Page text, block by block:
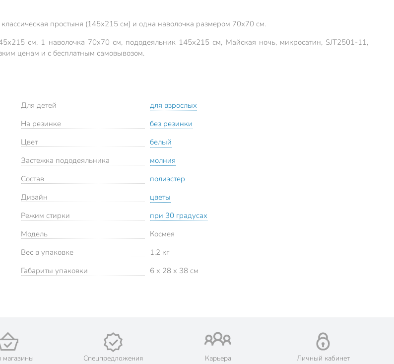
простыня (145х215 см) и одна наволочка размером 70х70 см.
см, 1 наволочка 70х70 см, пододеяльник 145х215 см, Майская ночь, микросатин, SJT2501-11,
ценам и с бесплатным самовывозом.
Для детей
для взрослых
На резинке
без резинки
Цвет
белый
Застежка пододеяльника
молния
Состав
полиэстер
Дизайн
цветы
Режим стирки
при 30 градусах
Модель
Космея
Вес в упаковке
1.2 кг
Габариты упаковки
6 x 28 x 38 см
Спецпредложения Карьера Личный кабинет